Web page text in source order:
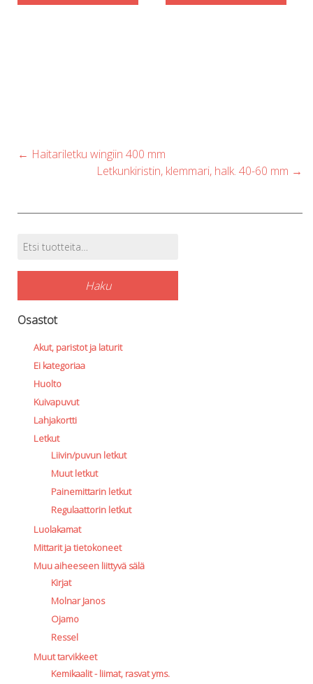
Post
← Haitariletku wingiin 400 mm
Letkunkiristin, klemmari, halk. 40-60 mm →
Tuotehaku
Etsi:
Haku
Osastot
Akut, paristot ja laturit
Ei kategoriaa
Huolto
Kuivapuvut
Lahjakortti
Letkut
Liivin/puvun letkut
Muut letkut
Painemittarin letkut
Regulaattorin letkut
Luolakamat
Mittarit ja tietokoneet
Muu aiheeseen liittyvä sälä
Kirjat
Molnar Janos
Ojamo
Ressel
Muut tarvikkeet
Kemikaalit - liimat, rasvat yms.